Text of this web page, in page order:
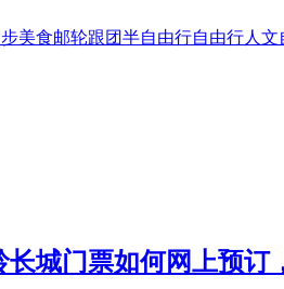
美食邮轮跟团半自由行自由行人文
城门票如何网上预订